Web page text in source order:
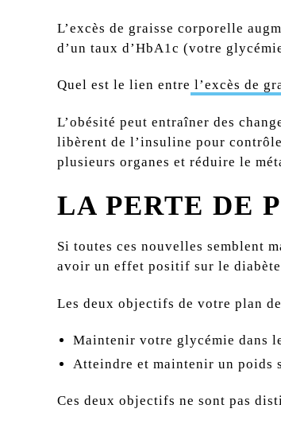
L’excès de graisse corporelle
d’un taux d’HbA1c (votre
Quel est le lien entre l’excès de
L’obésité peut entraîner des
libèrent de l’insuline pour
plusieurs organes et réduire le
LA PERTE DE
Si toutes ces nouvelles semblent
avoir un effet positif sur le
Les deux objectifs de votre plan
Maintenir votre glycémie dans
Atteindre et maintenir un poids
Ces deux objectifs ne sont pas